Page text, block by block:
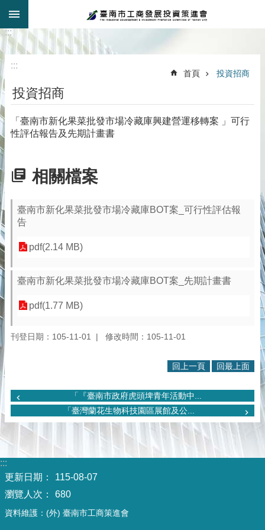
跳到主要內容區塊
:::
:::
首頁 投資招商
投資招商
「臺南市新化果菜批發市場冷藏庫興建營運移轉案 」可行
性評估報告及先期計畫書
相關檔案
臺南市新化果菜批發市場冷藏庫BOT案_可行性評估報
告
pdf(2.14 MB)
臺南市新化果菜批發市場冷藏庫BOT案_先期計畫書
pdf(1.77 MB)
刊登日期：105-11-01 修改時間：105-11-01
回上一頁 回最上面
「『臺南市政府虎頭埤青年活動中...
「臺灣蘭花生物科技園區展館及公...
:::
更新日期：
115-08-07
瀏覽人次：
680
資料維護：(外) 臺南市工商策進會